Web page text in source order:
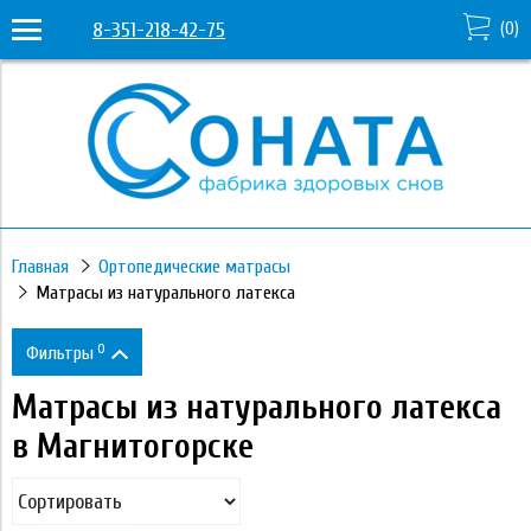
8-351-218-42-75 (0)
Главная
Ортопедические матрасы
Матрасы из натурального латекса
Фильтры 0
Цена
Матрасы из натурального латекса
в Магнитогорске